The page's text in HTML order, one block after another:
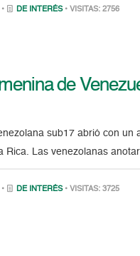
DE INTERÉS • VISITAS: 2756
de
sub17 abrió con un
Rica. Las venezolanas
DE INTERÉS • VISITAS: 3725